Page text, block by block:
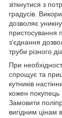
зіткнутися з
градусів.
дозволяє
пристосування
з'єднання
труби різного
При
спрощує та
кутників
кожен
Замовити
вигідним цінам